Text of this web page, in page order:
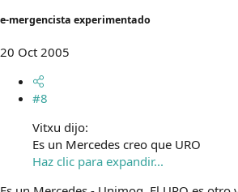
e-mergencista experimentado
20 Oct 2005
#8
Vitxu dijo:
Es un Mercedes creo que URO
Haz clic para expandir...